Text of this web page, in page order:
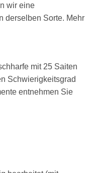
wir eine
derselben Sorte. Mehr
mit 25 Saiten
Schwierigkeitsgrad
entnehmen Sie